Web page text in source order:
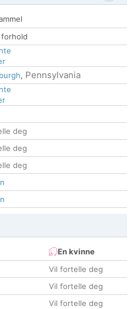
, Pennsylvania
deg
deg
deg
En kvinne
Vil fortelle deg
Vil fortelle deg
Vil fortelle deg